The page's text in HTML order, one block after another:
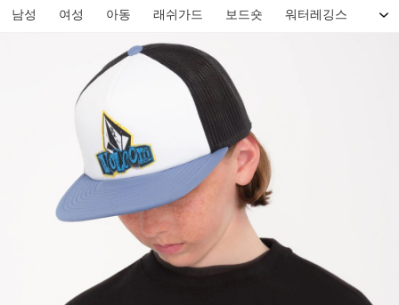
남성 여성 아동 래쉬가드 보드숏 워터레깅스 비
메뉴